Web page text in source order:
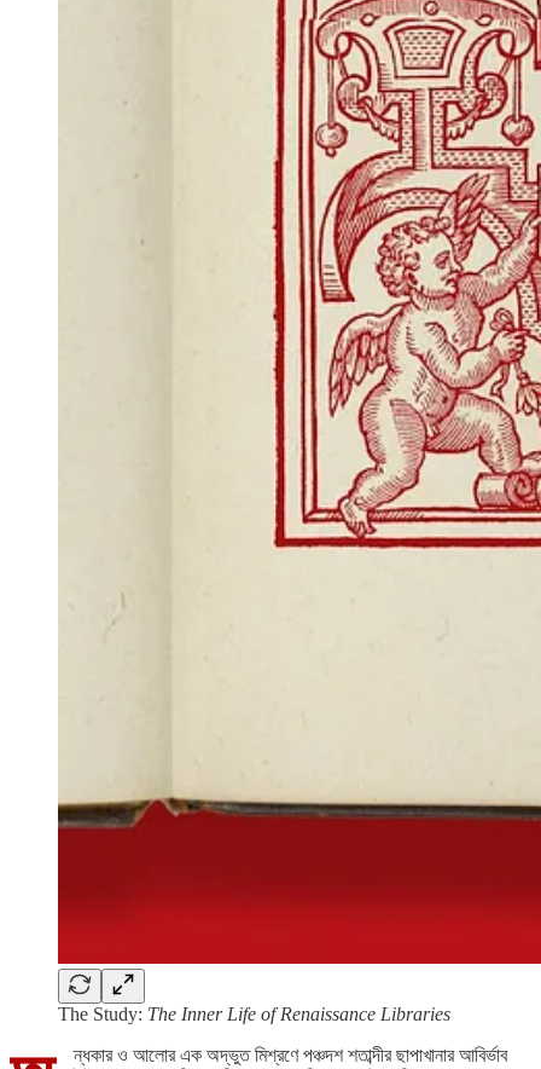
The Study: The Inner Life of Renaissance Libraries
ন্ধকার ও আলোর এক অদ্ভুত মিশ্রণে পঞ্চদশ শতাব্দীর ছাপাখানার আবির্ভাব